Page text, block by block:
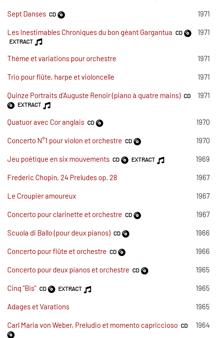
Sept Danses CD 1971
Les Inestimables Chroniques du bon géant Gargantua CD
EXTRACT
1971
Thème et variations pour orchestre 1971
Trio pour flûte, harpe et violoncelle 1971
Quinze Portraits d'Auguste Renoir (piano à quatre mains) CD
EXTRACT
1971
Quatuor avec Cor anglais CD 1970
Concerto N°1 pour violon et orchestre CD 1970
Jeu poétique en six mouvements CD EXTRACT 1969
Frederic Chopin, 24 Preludes op. 28 1967
Le Croupier amoureux 1967
Concerto pour clarinette et orchestre CD 1967
Scuola di Ballo (pour deux pianos) CD 1966
Concerto pour flûte et orchestre CD 1966
Concerto pour deux pianos et orchestre CD 1965
Cinq "Bis" CD EXTRACT 1965
Adages et Varations 1965
Carl Maria von Weber, Preludio et momento capriccioso CD 1964